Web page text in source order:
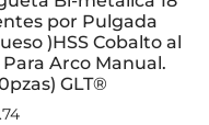
por Pulgada
)HSS Cobalto al
Para Arco Manual.
GLT®